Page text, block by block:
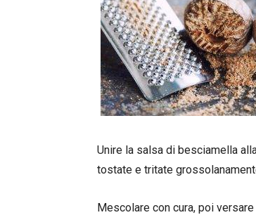
Unire la salsa di besciamella
tostate e tritate
Mescolare con cura, poi